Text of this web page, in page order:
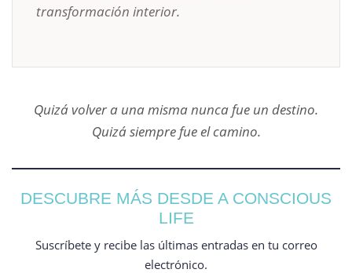
transformación interior.
Quizá volver a una misma nunca fue un destino.
Quizá siempre fue el camino.
DESCUBRE MÁS DESDE A CONSCIOUS
LIFE
Suscríbete y recibe las últimas entradas en tu correo
electrónico.